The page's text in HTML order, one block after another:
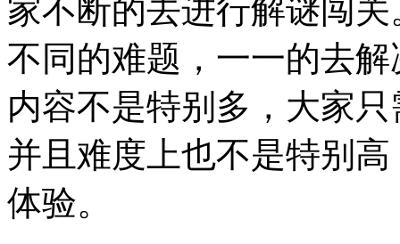
家不断的去进行解谜闯
不同的难题，一一的去
内容不是特别多，大家
并且难度上也不是特别
体验。